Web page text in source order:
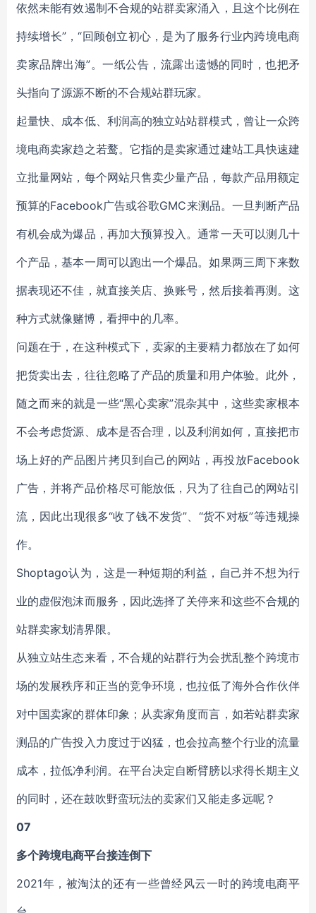
依然未能有效遏制不合规的站群卖家涌入，且这个比例在
持续增长”，“回顾创立初心，是为了服务行业内跨境电商
卖家品牌出海”。一纸公告，流露出遗憾的同时，也把矛
头指向了源源不断的不合规站群玩家。
起量快、成本低、利润高的独立站站群模式，曾让一众跨
境电商卖家趋之若鹜。它指的是卖家通过建站工具快速建
立批量网站，每个网站只售卖少量产品，每款产品用额定
预算的Facebook广告或谷歌GMC来测品。一旦判断产品
有机会成为爆品，再加大预算投入。通常一天可以测几十
个产品，基本一周可以跑出一个爆品。如果两三周下来数
据表现还不佳，就直接关店、换账号，然后接着再测。这
种方式就像赌博，看押中的几率。
问题在于，在这种模式下，卖家的主要精力都放在了如何
把货卖出去，往往忽略了产品的质量和用户体验。此外，
随之而来的就是一些“黑心卖家”混杂其中，这些卖家根本
不会考虑货源、成本是否合理，以及利润如何，直接把市
场上好的产品图片拷贝到自己的网站，再投放Facebook
广告，并将产品价格尽可能放低，只为了往自己的网站引
流，因此出现很多“收了钱不发货”、“货不对板”等违规操
作。
Shoptago认为，这是一种短期的利益，自己并不想为行
业的虚假泡沫而服务，因此选择了关停来和这些不合规的
站群卖家划清界限。
从独立站生态来看，不合规的站群行为会扰乱整个跨境市
场的发展秩序和正当的竞争环境，也拉低了海外合作伙伴
对中国卖家的群体印象；从卖家角度而言，如若站群卖家
测品的广告投入力度过于凶猛，也会拉高整个行业的流量
成本，拉低净利润。在平台决定自断臂膀以求得长期主义
的同时，还在鼓吹野蛮玩法的卖家们又能走多远呢？
07
多个跨境电商平台接连倒下
2021年，被淘汰的还有一些曾经风云一时的跨境电商平